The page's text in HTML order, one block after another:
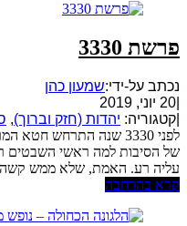
פרשת 3330
נכתב על-ידי:שמעון כהן
20 יוני, 2019
קטגוריה: יהדות (חזק וברוך),
לפני 3330 שנה התרחש
של הסיבות למה ראשי השבטים
עליה רע. האמת, שלא ממש קשה,
קרא בהרחבה